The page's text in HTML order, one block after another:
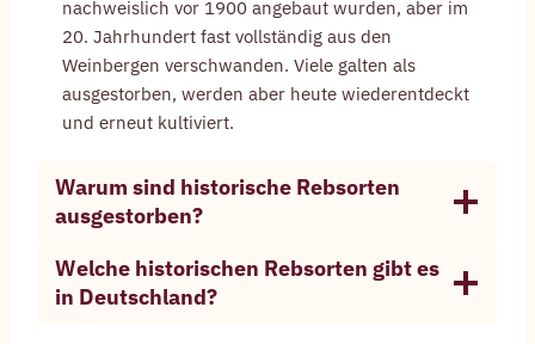
nachweislich vor 1900 angebaut wurden, aber im
20. Jahrhundert fast vollständig aus den
Weinbergen verschwanden. Viele galten als
ausgestorben, werden aber heute wiederentdeckt
und erneut kultiviert.
Warum sind historische Rebsorten
ausgestorben?
Welche historischen Rebsorten gibt es
in Deutschland?